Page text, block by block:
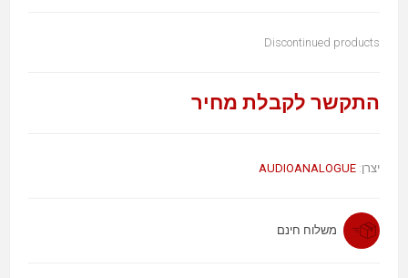
Discontinued products
התקשר לקבלת מחיר
יצרן: AUDIOANALOGUE
משלוח חינם